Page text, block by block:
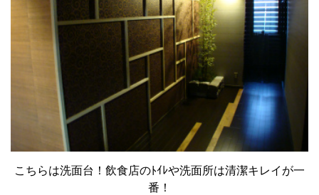
こちらは洗面台！飲食店のﾄｲﾚや洗面所は清潔キレイが一
番！